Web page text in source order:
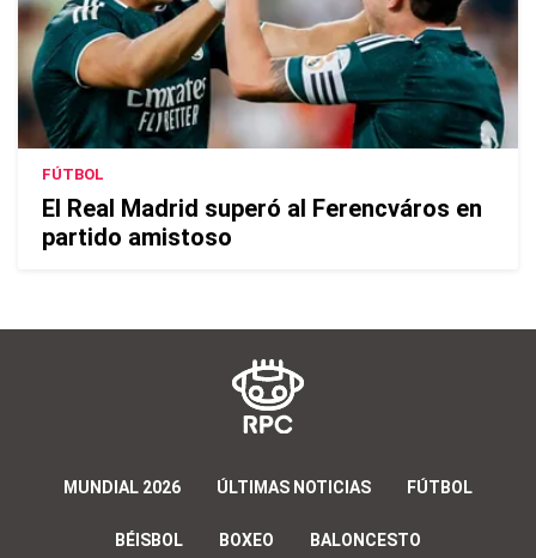
FÚTBOL
El Real Madrid superó al Ferencváros en
partido amistoso
MUNDIAL 2026 ÚLTIMAS NOTICIAS FÚTBOL
BÉISBOL BOXEO BALONCESTO